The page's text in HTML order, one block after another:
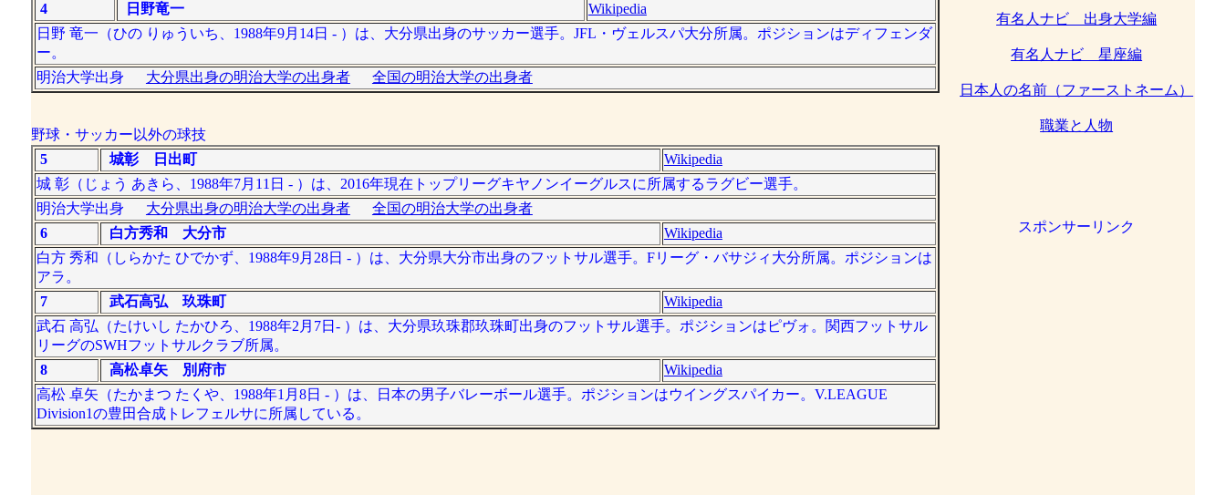
4
日野竜一
Wikipedia
日野 竜一（ひの りゅういち、1988年9月14日 - ）は、大分県出身のサッカー選手。JFL・ヴェルスパ大分所属。ポジションはディフェンダ
ー。
明治大学出身 大分県出身の明治大学の出身者 全国の明治大学の出身者
野球・サッカー以外の球技
5
城彰 日出町
Wikipedia
城 彰（じょう あきら、1988年7月11日 - ）は、2016年現在トップリーグキヤノンイーグルスに所属するラグビー選手。
明治大学出身 大分県出身の明治大学の出身者
全国の明治大学の出身者
6
白方秀和 大分市
Wikipedia
白方 秀和（しらかた ひでかず、1988年9月28日 - ）は、大分県大分市出身のフットサル選手。Fリーグ・バサジィ大分所属。ポジションは
アラ。
7
武石高弘 玖珠町
Wikipedia
武石 高弘（たけいし たかひろ、1988年2月7日- ）は、大分県玖珠郡玖珠町出身のフットサル選手。ポジションはピヴォ。関西フットサル
リーグのSWHフットサルクラブ所属。
8
高松卓矢 別府市
Wikipedia
高松 卓矢（たかまつ たくや、1988年1月8日 - ）は、日本の男子バレーボール選手。ポジションはウイングスパイカー。V.LEAGUE
Division1の豊田合成トレフェルサに所属している。
有名人ナビ 出身大学編
有名人ナビ 星座編
日本人の名前（ファーストネーム）
職業と人物
スポンサーリンク